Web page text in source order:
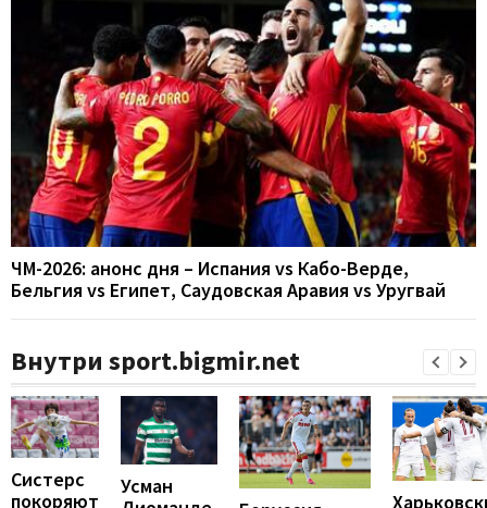
ЧМ-2026: анонс дня – Испания vs Кабо-Верде,
Бельгия vs Египет, Саудовская Аравия vs Уругвай
Внутри sport.bigmir.net
Систерс
покоряют
Усман